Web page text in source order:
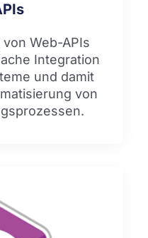
Web-APIs
Integration
und damit
von